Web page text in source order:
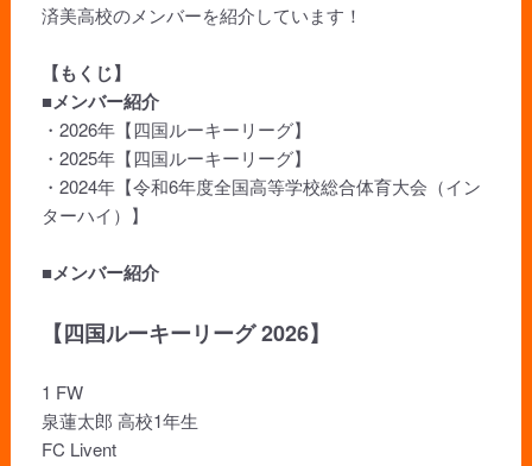
済美高校のメンバーを紹介しています！
【もくじ】
■メンバー紹介
・2026年【四国ルーキーリーグ】
・2025年【四国ルーキーリーグ】
・2024年【令和6年度全国高等学校総合体育大会（イン
ターハイ）】
■メンバー紹介
【四国ルーキーリーグ 2026】
1 FW
泉蓮太郎 高校1年生
FC Livent